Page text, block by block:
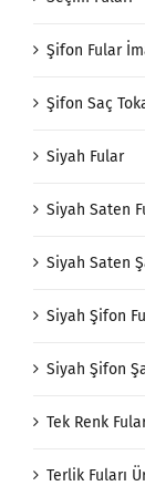
Şifon Fular
Şifon Saç
Siyah Fular
Siyah Saten
Siyah Saten
Siyah Şifon
Siyah Şifon
Tek Renk
Terlik Fuları